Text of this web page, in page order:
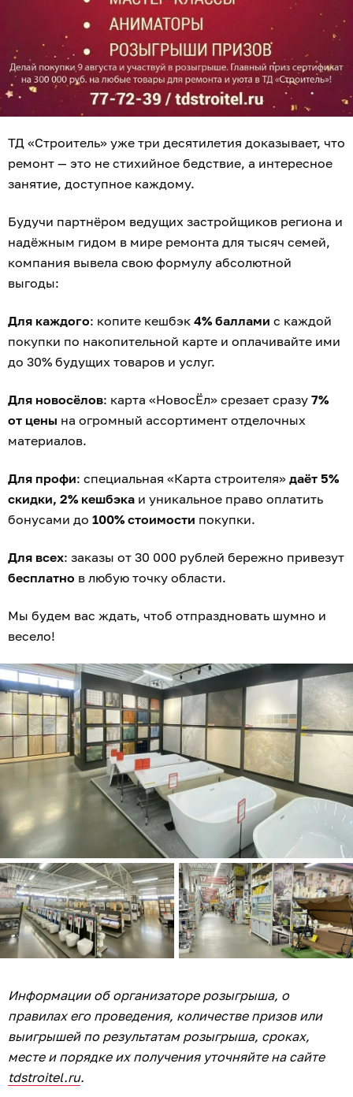
ТД «Строитель» уже три десятилетия доказывает, что
ремонт — это не стихийное бедствие, а интересное
занятие, доступное каждому.
Будучи партнёром ведущих застройщиков региона и
надёжным гидом в мире ремонта для тысяч семей,
компания вывела свою формулу абсолютной
выгоды:
Для каждого: копите кешбэк 4% баллами с каждой
покупки по накопительной карте и оплачивайте ими
до 30% будущих товаров и услуг.
Для новосёлов: карта «НовосЁл» срезает сразу 7%
от цены на огромный ассортимент отделочных
материалов.
Для профи: специальная «Карта строителя» даёт 5%
скидки, 2% кешбэка и уникальное право оплатить
бонусами до 100% стоимости покупки.
Для всех: заказы от 30 000 рублей бережно привезут
бесплатно в любую точку области.
Мы будем вас ждать, чтоб отпраздновать шумно и
весело!
Информации об организаторе розыгрыша, о
правилах его проведения, количестве призов или
выигрышей по результатам розыгрыша, сроках,
месте и порядке их получения уточняйте на сайте
tdstroitel.ru.